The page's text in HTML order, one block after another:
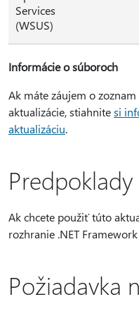
Services
(WSUS)
Informácie o súboroch
Ak máte záujem o
aktualizácie, stiahnitesi
aktualizáciu.
Predpoklady
Ak chcete použiť túto
rozhranie .NET
Požiadavka